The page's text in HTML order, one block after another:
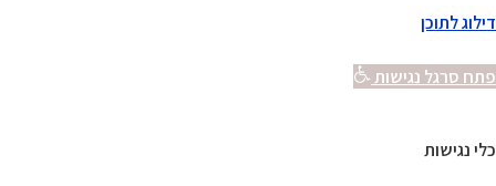
דילוג לתוכן
פתח סרגל נגישות
כלי נגישות